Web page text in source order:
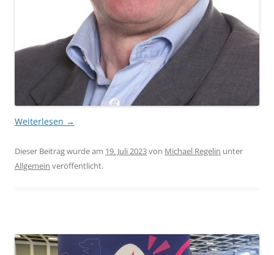
Weiterlesen →
Dieser Beitrag wurde am 19. Juli 2023von Michael Regelin unter
Allgemein veröffentlicht.